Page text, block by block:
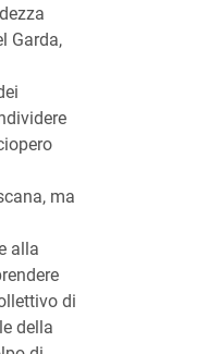
Garda,
ma
alla
di
della